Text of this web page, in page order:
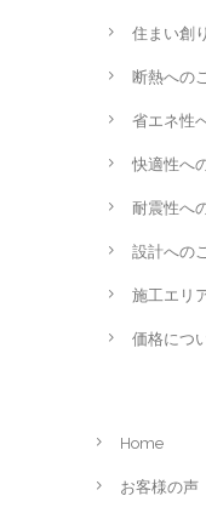
住まい創
断熱への
省エネ性
快適性へ
耐震性へ
設計への
施工エリ
価格につ
Home
お客様の声